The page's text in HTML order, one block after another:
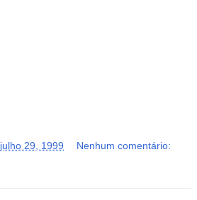
julho 29, 1999 Nenhum comentário: